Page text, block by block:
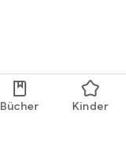
Bücher Kinder